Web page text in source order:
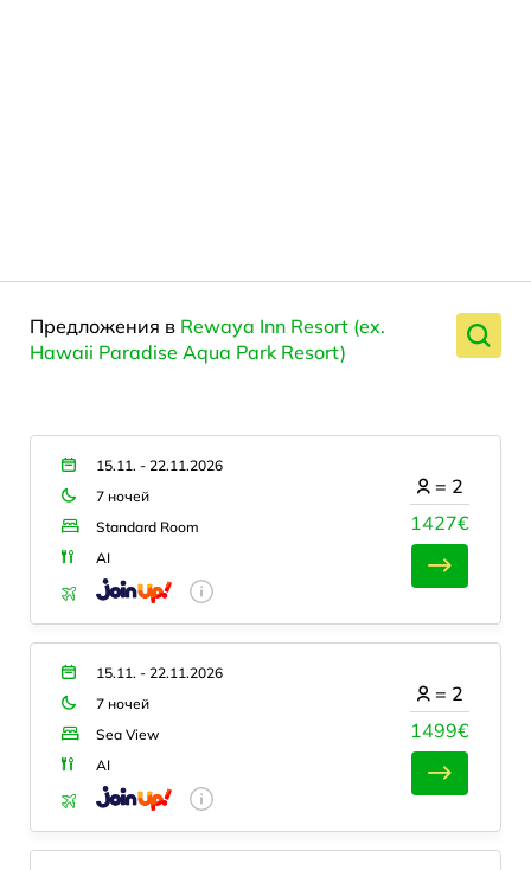
Предложения в Rewaya Inn Resort (ex.
Hawaii Paradise Aqua Park Resort)
15.11. - 22.11.2026
7 ночей
Standard Room
AI
1427€
= 2
15.11. - 22.11.2026
7 ночей
Sea View
AI
1499€
= 2